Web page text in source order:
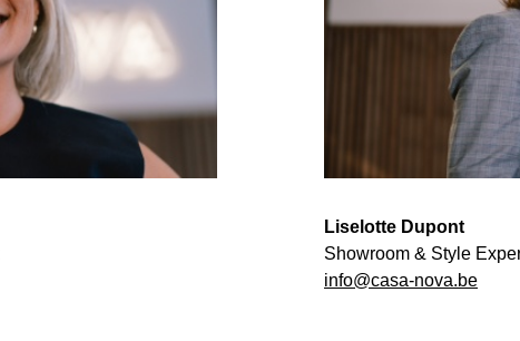
Liselotte Dupont
Showroom & Style
info@casa-nova.be